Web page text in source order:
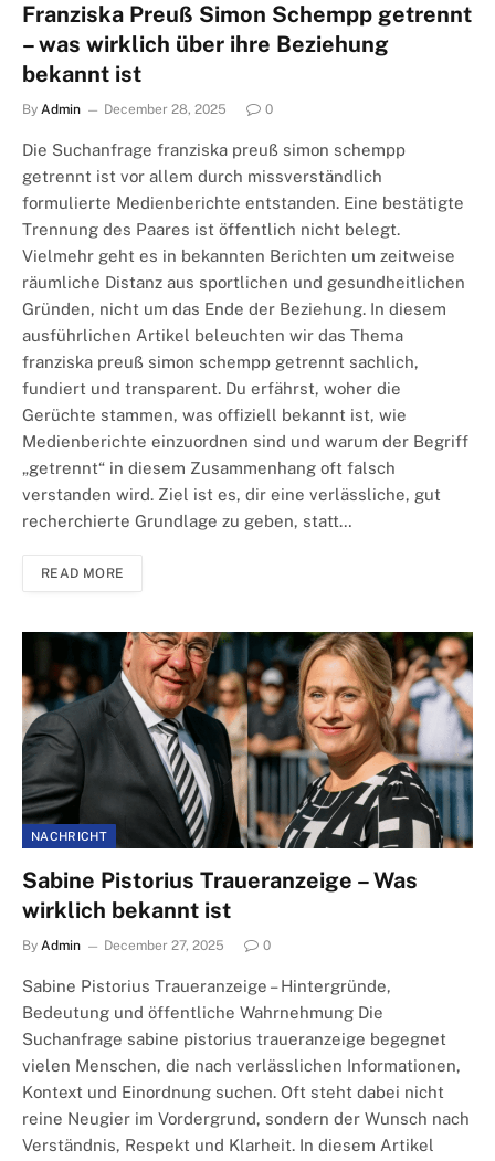
Franziska Preuß Simon Schempp getrennt
– was wirklich über ihre Beziehung
bekannt ist
By Admin December 28, 2025 0
Die Suchanfrage franziska preuß simon schempp
getrennt ist vor allem durch missverständlich
formulierte Medienberichte entstanden. Eine bestätigte
Trennung des Paares ist öffentlich nicht belegt.
Vielmehr geht es in bekannten Berichten um zeitweise
räumliche Distanz aus sportlichen und gesundheitlichen
Gründen, nicht um das Ende der Beziehung. In diesem
ausführlichen Artikel beleuchten wir das Thema
franziska preuß simon schempp getrennt sachlich,
fundiert und transparent. Du erfährst, woher die
Gerüchte stammen, was offiziell bekannt ist, wie
Medienberichte einzuordnen sind und warum der Begriff
„getrennt“ in diesem Zusammenhang oft falsch
verstanden wird. Ziel ist es, dir eine verlässliche, gut
recherchierte Grundlage zu geben, statt…
READ MORE
NACHRICHT
Sabine Pistorius Traueranzeige – Was
wirklich bekannt ist
By Admin December 27, 2025 0
Sabine Pistorius Traueranzeige – Hintergründe,
Bedeutung und öffentliche Wahrnehmung Die
Suchanfrage sabine pistorius traueranzeige begegnet
vielen Menschen, die nach verlässlichen Informationen,
Kontext und Einordnung suchen. Oft steht dabei nicht
reine Neugier im Vordergrund, sondern der Wunsch nach
Verständnis, Respekt und Klarheit. In diesem Artikel